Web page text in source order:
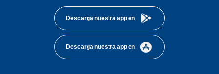
Descarga nuestra app en
Descarga nuestra app en